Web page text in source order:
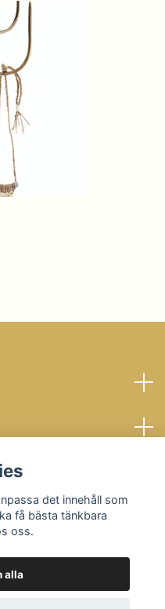
det innehåll som
få bästa tänkbara
oss.
alla